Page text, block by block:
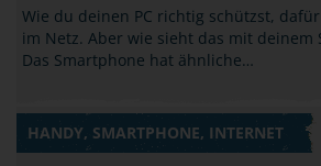
Wie du deinen PC richtig schützst,
im Netz. Aber wie sieht das mit deinem
Das Smartphone hat ähnliche…
HANDY, SMARTPHONE, INTERNET